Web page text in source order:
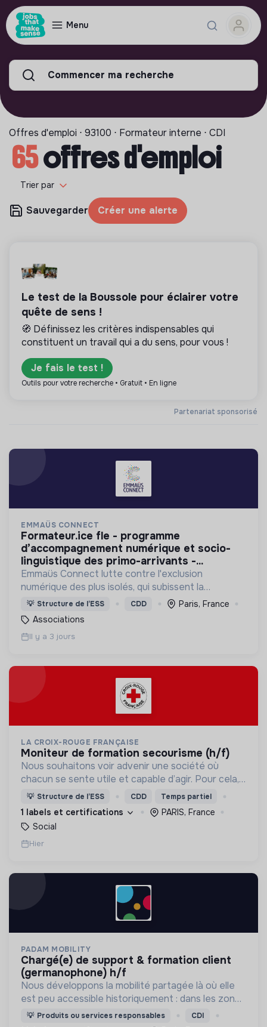
Menu
Commencer ma recherche
Offres d'emploi ⋅ 93100 ⋅ Formateur interne ⋅ CDI
65offres d'emploi
Trier par
Sauvegarder Créer une alerte
Partenariat sponsorisé
Le test de la Boussole pour éclairer votre
quête de sens !
🧭 Définissez les critères indispensables qui
constituent un travail qui a du sens, pour vous !
Je fais le test !
Outils pour votre recherche • Gratuit • En ligne
EMMAÜS CONNECT
formateur.ice fle - programme
d’accompagnement numérique et socio-
linguistique des primo-arrivants -...
Emmaüs Connect lutte contre l'exclusion
numérique des plus isolés, qui subissent la
dématérialisation de la plupart des services du
quotidien.
💡 Structure de l’ESS CDD
Paris, France
Associations
Il y a 3 jours
LA CROIX-ROUGE FRANÇAISE
moniteur de formation secourisme (h/f)
Nous souhaitons voir advenir une société où
chacun se sente utile et capable d’agir. Pour cela,
nous proposons des moyens et des lieux
d’engagement innovants et adaptés à tous.
💡 Structure de l’ESS CDD Temps partiel
1 labels et certifications
PARIS, France
Social
Hier
PADAM MOBILITY
chargé(e) de support & formation client
(germanophone) h/f
Nous développons la mobilité partagée là où elle
est peu accessible historiquement : dans les zones
périurbaines et rurales, en heures creuses, pour
💡 Produits ou services responsables CDI